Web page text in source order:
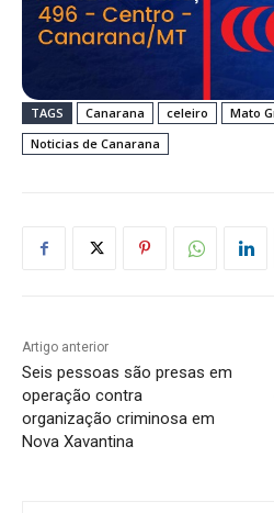
TAGS Canarana celeiro
Mato
Noticias de Canarana
Artigo anterior
Seis pessoas são presas em
operação contra
organização criminosa em
Nova Xavantina